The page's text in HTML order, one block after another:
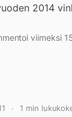
2014
viimeksi
1 min